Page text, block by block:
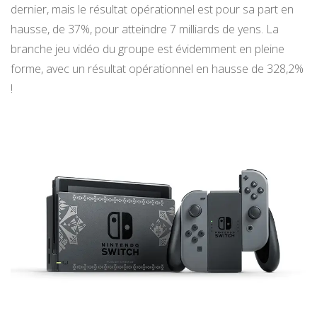
dernier, mais le résultat opérationnel est pour sa part en
hausse, de 37%, pour atteindre 7 milliards de yens. La
branche jeu vidéo du groupe est évidemment en pleine
forme, avec un résultat opérationnel en hausse de 328,2%
!